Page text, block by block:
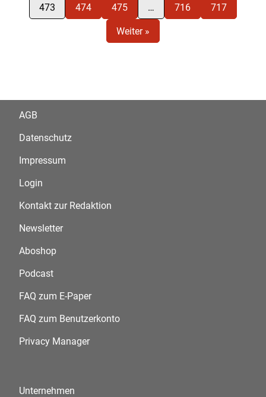
473 474 475 … 716 717
Weiter »
AGB
Datenschutz
Impressum
Login
Kontakt zur Redaktion
Newsletter
Aboshop
Podcast
FAQ zum E-Paper
FAQ zum Benutzerkonto
Privacy Manager
Unternehmen